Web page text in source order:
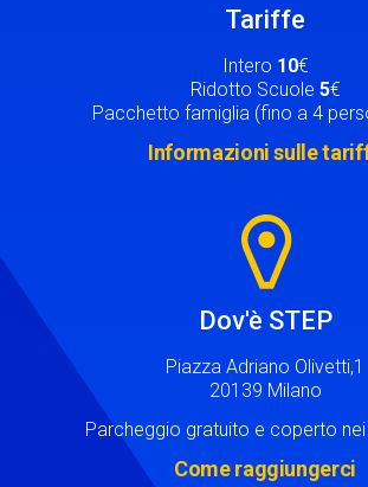
Tariffe
Intero 10€
Ridotto Scuole 5€
Pacchetto famiglia (fino a 4
Informazioni sulle
Dov'è STEP
Piazza Adriano Olivetti,1
20139 Milano
Parcheggio gratuito e coperto
Come raggiungerci